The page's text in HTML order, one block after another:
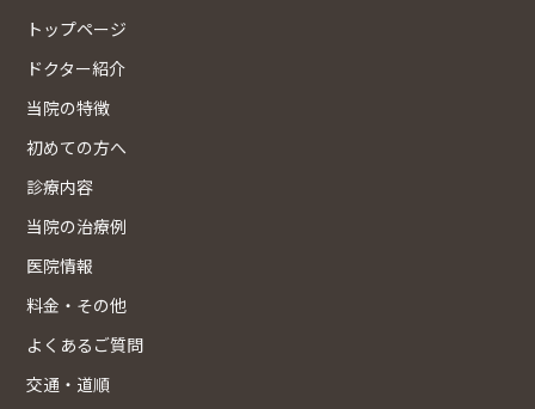
トップページ
ドクター紹介
当院の特徴
初めての方へ
診療内容
当院の治療例
医院情報
料金・その他
よくあるご質問
交通・道順